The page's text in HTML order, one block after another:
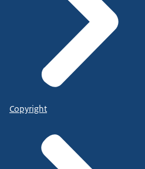
Copyright